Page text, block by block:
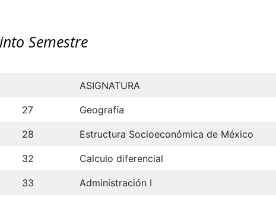
Semestre
ASIGNATURA
27 Geografía
28 Estructura Socioeconómica de México
32 Calculo diferencial
33 Administración I